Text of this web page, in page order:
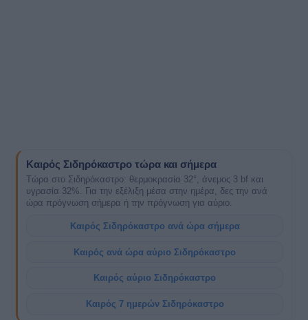
Καιρός Σιδηρόκαστρο τώρα και σήμερα
Τώρα στο Σιδηρόκαστρο: θερμοκρασία 32°, άνεμος 3 bf και
υγρασία 32%. Για την εξέλιξη μέσα στην ημέρα, δες την ανά
ώρα πρόγνωση σήμερα ή την πρόγνωση για αύριο.
Καιρός Σιδηρόκαστρο ανά ώρα σήμερα
Καιρός ανά ώρα αύριο Σιδηρόκαστρο
Καιρός αύριο Σιδηρόκαστρο
Καιρός 7 ημερών Σιδηρόκαστρο